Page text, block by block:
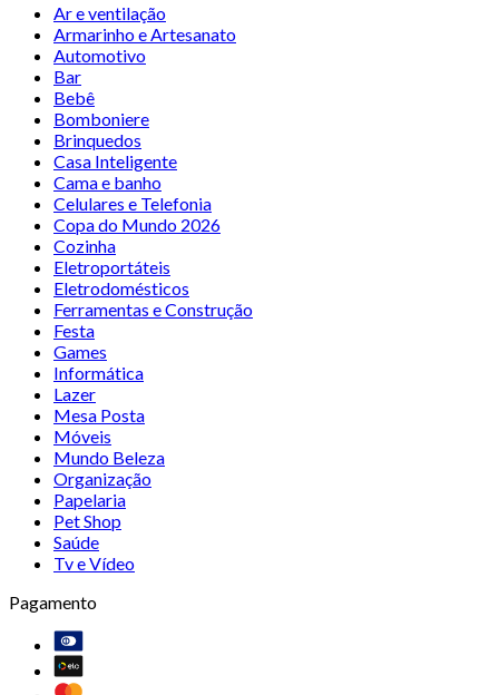
Ar e ventilação
Armarinho e Artesanato
Automotivo
Bar
Bebê
Bomboniere
Brinquedos
Casa Inteligente
Cama e banho
Celulares e Telefonia
Copa do Mundo 2026
Cozinha
Eletroportáteis
Eletrodomésticos
Ferramentas e Construção
Festa
Games
Informática
Lazer
Mesa Posta
Móveis
Mundo Beleza
Organização
Papelaria
Pet Shop
Saúde
Tv e Vídeo
Pagamento